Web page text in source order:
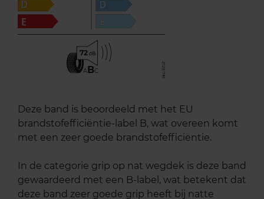
72
ABC
Deze band is beoordeeld met het EU
brandstofefficiëntie-label B, wat overeen komt
met een zeer goede brandstofefficiëntie.
In de categorie grip op nat wegdek is deze band
gewaardeerd met een B-label, wat betekent dat
deze band zeer goede grip heeft bij natte